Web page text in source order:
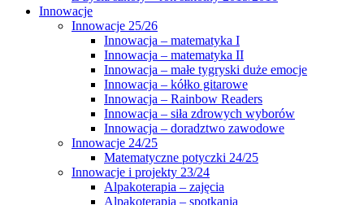
Innowacje
Innowacje 25/26
Innowacja – matematyka I
Innowacja – matematyka II
Innowacja – małe tygryski duże emocje
Innowacja – kółko gitarowe
Innowacja – Rainbow Readers
Innowacja – siła zdrowych wyborów
Innowacja – doradztwo zawodowe
Innowacje 24/25
Matematyczne potyczki 24/25
Innowacje i projekty 23/24
Alpakoterapia – zajęcia
Alpakoterapia – spotkania